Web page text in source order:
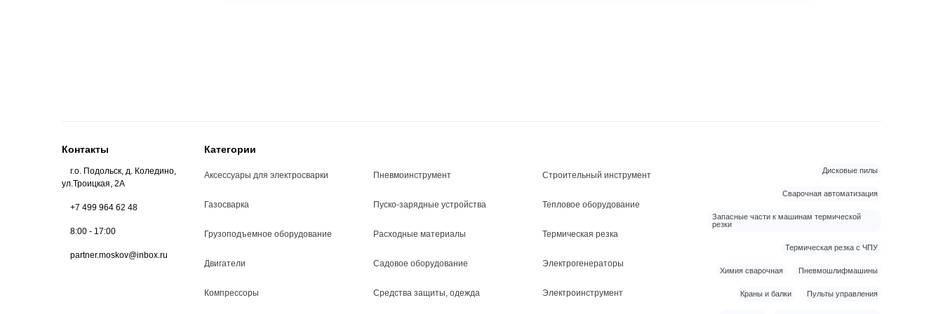
Контакты
г.о. Подольск, д. Коледино,
ул.Троицкая, 2А
+7 499 964 62 48
8:00 - 17:00
partner.moskov@inbox.ru
Категории
Аксессуары для электросварки
Газосварка
Грузоподъемное оборудование
Двигатели
Компрессоры
Пневмоинструмент
Пуско-зарядные устройства
Расходные материалы
Садовое оборудование
Средства защиты, одежда
Строительный инструмент
Тепловое оборудование
Термическая резка
Электрогенераторы
Электроинструмент
Дисковые пилы
Сварочная автоматизация
Запасные части к машинам термической
резки
Термическая резка с ЧПУ
Химия сварочная Пневмошлифмашины
Краны и балки Пульты управления